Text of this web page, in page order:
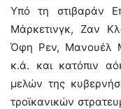
Υπό τη στιβαράν
Μάρκετινγκ, Ζαν
Όφη Ρεν, Μανουέλ
κ.ά. και κατόπιν
μελών της
τροϊκανικών